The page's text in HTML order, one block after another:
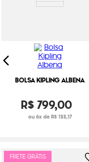
BOLSA KIPLING ALBENA
R$ 799,00
ou 6x de R$ 133,17
FRETE GRÁTIS